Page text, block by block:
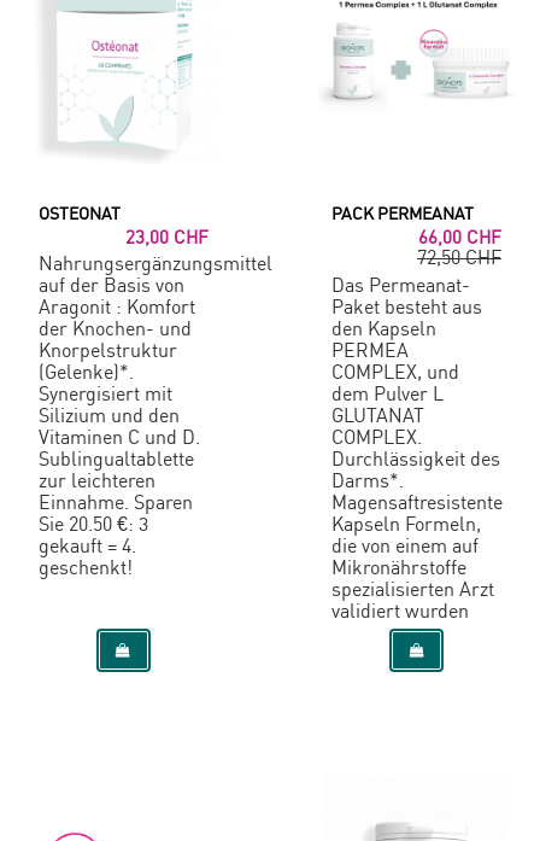
OSTEONAT
23,00 CHF
Nahrungsergänzungsmittel
auf der Basis von
Aragonit : Komfort
der Knochen- und
Knorpelstruktur
(Gelenke)*.
Synergisiert mit
Silizium und den
Vitaminen C und D.
Sublingualtablette
zur leichteren
Einnahme. Sparen
Sie 20.50 €: 3
gekauft = 4.
geschenkt!
PACK PERMEANAT
66,00 CHF
72,50 CHF
Das Permeanat-
Paket besteht aus
den Kapseln
PERMEA
COMPLEX, und
dem Pulver L
GLUTANAT
COMPLEX.
Durchlässigkeit des
Darms*.
Magensaftresistente
Kapseln Formeln,
die von einem auf
Mikronährstoffe
spezialisierten Arzt
validiert wurden